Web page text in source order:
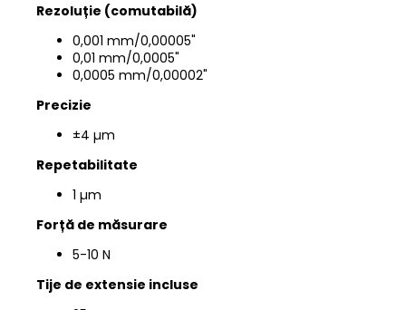
Rezoluție (comutabilă)
0,001 mm/0,00005"
0,01 mm/0,0005"
0,0005 mm/0,00002"
Precizie
±4 µm
Repetabilitate
1 µm
Forță de măsurare
5-10 N
Tije de extensie incluse